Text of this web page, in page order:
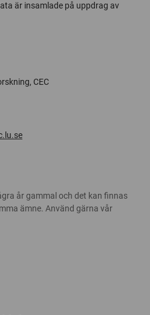
är insamlade på uppdrag av
CEC
år gammal och det kan finnas
ämne. Använd gärna vår